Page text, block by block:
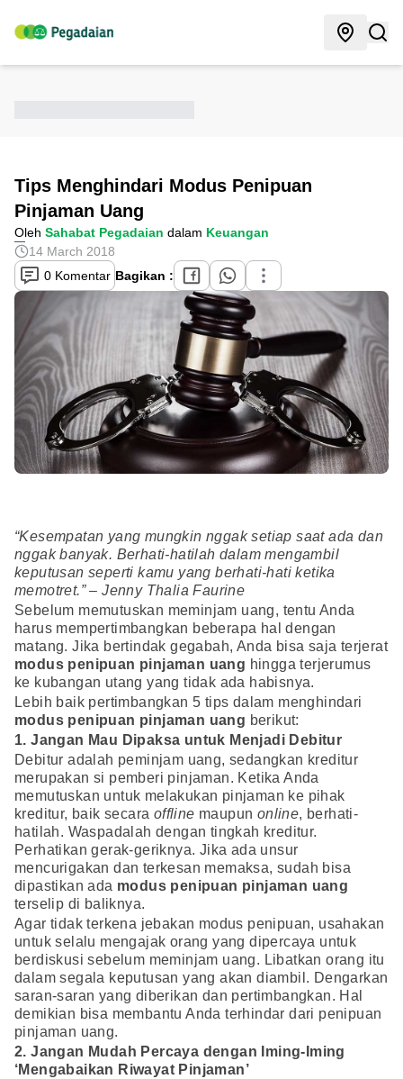
Tips Menghindari Modus Penipuan
Pinjaman Uang
Oleh Sahabat Pegadaian dalam Keuangan
14 March 2018
0 Komentar Bagikan :
“Kesempatan yang mungkin nggak setiap saat ada dan
nggak banyak. Berhati-hatilah dalam mengambil
keputusan seperti kamu yang berhati-hati ketika
memotret.” – Jenny Thalia Faurine
Sebelum memutuskan meminjam uang, tentu Anda
harus mempertimbangkan beberapa hal dengan
matang. Jika bertindak gegabah, Anda bisa saja terjerat
modus penipuan pinjaman uang hingga terjerumus
ke kubangan utang yang tidak ada habisnya.
Lebih baik pertimbangkan 5 tips dalam menghindari
modus penipuan pinjaman uang berikut:
1. Jangan Mau Dipaksa untuk Menjadi Debitur
Debitur adalah peminjam uang, sedangkan kreditur
merupakan si pemberi pinjaman. Ketika Anda
memutuskan untuk melakukan pinjaman ke pihak
kreditur, baik secara offline maupun online, berhati-
hatilah. Waspadalah dengan tingkah kreditur.
Perhatikan gerak-geriknya. Jika ada unsur
mencurigakan dan terkesan memaksa, sudah bisa
dipastikan ada modus penipuan pinjaman uang
terselip di baliknya.
Agar tidak terkena jebakan modus penipuan, usahakan
untuk selalu mengajak orang yang dipercaya untuk
berdiskusi sebelum meminjam uang. Libatkan orang itu
dalam segala keputusan yang akan diambil. Dengarkan
saran-saran yang diberikan dan pertimbangkan. Hal
demikian bisa membantu Anda terhindar dari penipuan
pinjaman uang.
2. Jangan Mudah Percaya dengan Iming-Iming
‘Mengabaikan Riwayat Pinjaman’